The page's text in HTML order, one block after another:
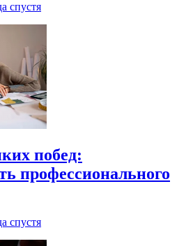
спустя
побед:
профессионального
спустя